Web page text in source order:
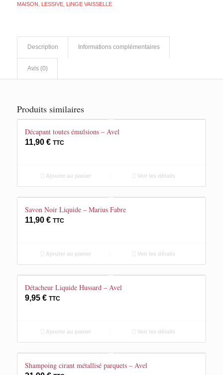
MAISON
LESSIVE, LINGE VAISSELLE
Description Informations complémentaires
Avis (0)
Produits similaires
Décapant toutes émulsions – Avel
11,90 € TTC
Ajouter au panier Voir les détails
Savon Noir Liquide – Marius Fabre
11,90 € TTC
Ajouter au panier Voir les détails
Détacheur Liquide Hussard – Avel
9,95 € TTC
Ajouter au panier Voir les détails
Shampoing cirant métallisé parquets – Avel